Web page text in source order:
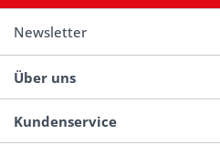
Newsletter
Über uns
Kundenservice